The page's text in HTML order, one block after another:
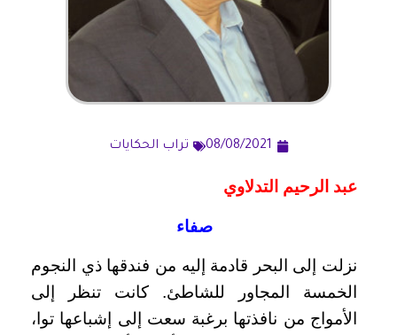
08/08/2021 تراب الحكايات
عبد الرحيم التدلاوي
صفاء
نزلت إلى البحر قادمة إليه من فندقها ذي النجوم
الخمسة المجاور للشاطئ. كانت تنظر إلى
الأمواج من نافذتها برغبة سعت إلى إشباعها توا،